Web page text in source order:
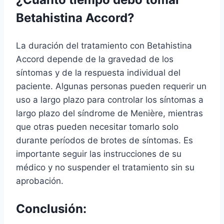
Betahistina Accord?
La duración del tratamiento con Betahistina
Accord depende de la gravedad de los
síntomas y de la respuesta individual del
paciente. Algunas personas pueden requerir un
uso a largo plazo para controlar los síntomas a
largo plazo del síndrome de Menière, mientras
que otras pueden necesitar tomarlo solo
durante períodos de brotes de síntomas. Es
importante seguir las instrucciones de su
médico y no suspender el tratamiento sin su
aprobación.
Conclusión: